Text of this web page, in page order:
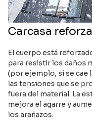
Carcasa
El cuerpo está
para resistir los daños
(por ejemplo, si se cae
las tensiones que se
fuera del material. La
mejora el agarre y
los arañazos.